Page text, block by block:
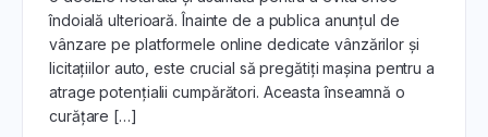
Echipa noastră de asistență este mereu pregătită să te
ajute. Descoperă cum să beneficiezi de resursele
suplimentare pentru a-ți maximiza succesul în procesul de
vânzare.
Prin urmare, începe să-ți vinzi mașina second-hand cu
încredere peDirektCar.ro
îndoială ulterioară. Înainte de a publica anunțul de
vânzare pe platformele online dedicate vânzărilor și
licitațiilor auto, este crucial să pregătiți mașina pentru a
atrage potențialii cumpărători. Aceasta înseamnă o
curățare […]